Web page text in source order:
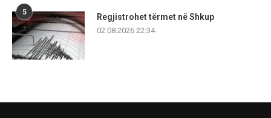
5
Regjistrohet tërmet në Shkup
02.08.2026 22:34